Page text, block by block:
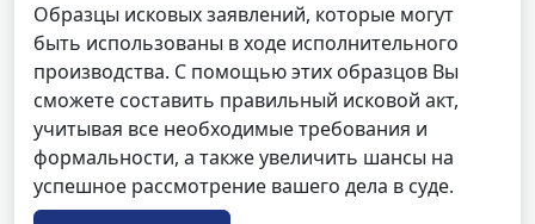
Образцы исковых заявлений, которые могут
быть использованы в ходе исполнительного
производства. С помощью этих образцов Вы
сможете составить правильный исковой акт,
учитывая все необходимые требования и
формальности, а также увеличить шансы на
успешное рассмотрение вашего дела в суде.